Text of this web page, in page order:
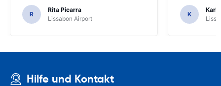
R
Rita Picarra
Lissabon Airport
K
Karl
Hilfe und Kontakt